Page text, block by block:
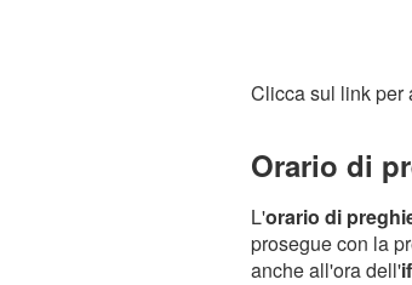
Clicca sul link per
Orario di
L'orario di
prosegue con la
anche all'ora dell'